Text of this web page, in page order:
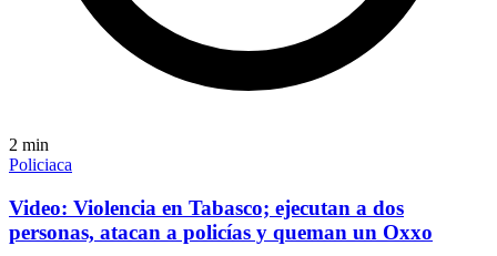
2 min
Policiaca
Video: Violencia en Tabasco; ejecutan a dos
personas, atacan a policías y queman un Oxxo